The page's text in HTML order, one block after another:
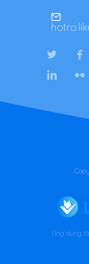
Ứng dụng